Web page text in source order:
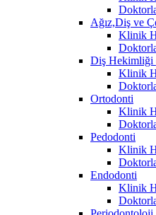
Ağız,Diş ve
Klinik
Diş Hekimliği
Klinik
Ortodonti
Klinik
Pedodonti
Klinik
Endodonti
Klinik